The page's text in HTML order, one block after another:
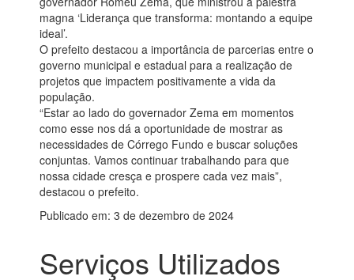
magna ‘Liderança que transforma: montando a equipe
ideal’.
O prefeito destacou a importância de parcerias entre o
governo municipal e estadual para a realização de
projetos que impactem positivamente a vida da
população.
“Estar ao lado do governador Zema em momentos
como esse nos dá a oportunidade de mostrar as
necessidades de Córrego Fundo e buscar soluções
conjuntas. Vamos continuar trabalhando para que
nossa cidade cresça e prospere cada vez mais”,
destacou o prefeito.
Publicado em: 3 de dezembro de 2024
Serviços Utilizados